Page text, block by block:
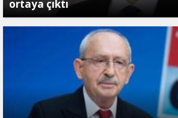
ortaya çıktı